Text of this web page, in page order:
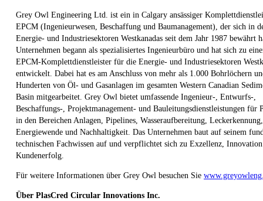
Grey Owl Engineering Ltd. ist ein in Calgary ansässiger
EPCM (Ingenieurwesen, Beschaffung und Baumanagement), der sich in
Energie- und Industriesektoren Westkanadas seit dem Jahr 1987 bewährt
Unternehmen begann als spezialisiertes Ingenieurbüro und hat sich zu
EPCM-Komplettdienstleister für die Energie- und Industriesektoren
entwickelt. Dabei hat es am Anschluss von mehr als 1.000 Bohrlöchern
Hunderten von Öl- und Gasanlagen im gesamten Western Canadian
Basin mitgearbeitet. Grey Owl bietet umfassende Ingenieur-, Entwurfs-,
Beschaffungs-, Projektmanagement- und Bauleitungsdienstleistungen für
in den Bereichen Anlagen, Pipelines, Wasseraufbereitung, Leckerkennung,
Energiewende und Nachhaltigkeit. Das Unternehmen baut auf seinem
technischen Fachwissen auf und verpflichtet sich zu Exzellenz,
Kundenerfolg.
Für weitere Informationen über Grey Owl besuchen Sie
Über PlasCred Circular Innovations Inc.